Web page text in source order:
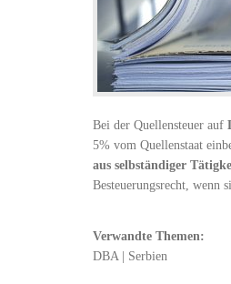
Bei der Quellensteuer auf
5% vom Quellenstaat
aus selbständiger
Besteuerungsrecht, wenn
Verwandte Themen:
DBA | Serbien